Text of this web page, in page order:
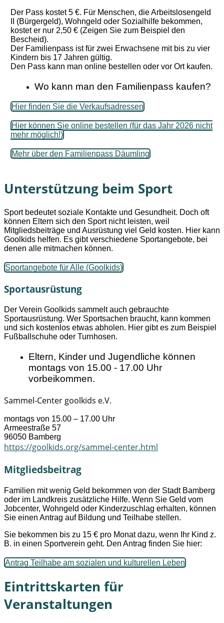
Der Pass kostet 5 €. Für Menschen, die Arbeitslosengeld
II (Bürgergeld), Wohngeld oder Sozialhilfe bekommen,
kostet er nur 2,50 € (Zeigen Sie zum Beispiel den
Bescheid).
Der Familienpass ist für zwei Erwachsene mit bis zu vier
Kindern bis 17 Jahren gültig.
Den Pass kann man online bestellen oder vor Ort kaufen.
Wo kann man den Familienpass kaufen?
Hier finden Sie die Verkaufsadressen
Hier können Sie online bestellen (für das Jahr 2026 nicht
mehr möglich!)
Mehr über den Familienpass Däumling
Unterstützung beim Sport
Sport bedeutet soziale Kontakte und Gesundheit. Doch oft
können Eltern sich den Sport nicht leisten, weil
Mitgliedsbeiträge und Ausrüstung viel Geld kosten. Hier kann
Goolkids helfen. Es gibt verschiedene Sportangebote, bei
denen alle mitmachen können.
Sportangebote für Alle (Goolkids)
Sportausrüstung
Der Verein Goolkids sammelt auch gebrauchte
Sportausrüstung. Wer Sportsachen braucht, kann kommen
und sich kostenlos etwas abholen. Hier gibt es zum Beispiel
Fußballschuhe oder Turnhosen.
Eltern, Kinder und Jugendliche können
montags von 15.00 - 17.00 Uhr
vorbeikommen.
Sammel-Center goolkids e.V.
montags von 15.00 – 17.00 Uhr
Armeestraße 57
96050 Bamberg
https://goolkids.org/sammel-center.html
Mitgliedsbeitrag
Familien mit wenig Geld bekommen von der Stadt Bamberg
oder im Landkreis zusätzliche Hilfe. Wenn Sie Geld vom
Jobcenter, Wohngeld oder Kinderzuschlag erhalten, können
Sie einen Antrag auf Bildung und Teilhabe stellen.
Sie bekommen bis zu 15 € pro Monat dazu, wenn Ihr Kind z.
B. in einen Sportverein geht. Den Antrag finden Sie hier:
Antrag Teilhabe am sozialen und kulturellen Leben
Eintrittskarten für
Veranstaltungen